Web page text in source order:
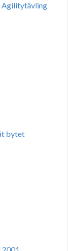
Agilitytävling
bytet